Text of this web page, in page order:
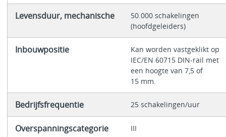
Levensduur, mechanische
50.000 schakelingen
(hoofdgeleiders)
Inbouwpositie
Kan worden vastgeklikt op
IEC/EN 60715 DIN-rail met
een hoogte van 7,5 of
15 mm.
Bedrijfsfrequentie 25 schakelingen/uur
Overspanningscategorie III